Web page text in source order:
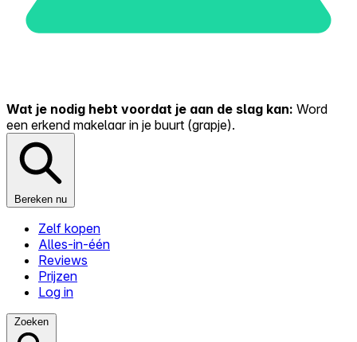
Wat je nodig hebt voordat je aan de slag kan: Word
een erkend makelaar in je buurt (grapje).
Bereken nu
Zelf kopen
Alles-in-één
Reviews
Prijzen
Log in
Zoeken